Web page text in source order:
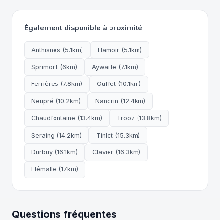
Également disponible à proximité
Anthisnes (5.1km) Hamoir (5.1km)
Sprimont (6km) Aywaille (7.1km)
Ferrières (7.8km) Ouffet (10.1km)
Neupré (10.2km) Nandrin (12.4km)
Chaudfontaine (13.4km) Trooz (13.8km)
Seraing (14.2km) Tinlot (15.3km)
Durbuy (16.1km) Clavier (16.3km)
Flémalle (17km)
Questions fréquentes